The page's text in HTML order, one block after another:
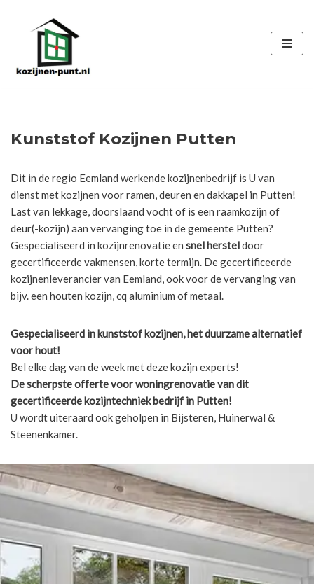
de
Kunststof Kozijnen Putten
Dit in de regio Eemland werkende kozijnenbedrijf is U van
dienst met kozijnen voor ramen, deuren en dakkapel in Putten!
Last van lekkage, doorslaand vocht of is een raamkozijn of
deur(-kozijn) aan vervanging toe in de gemeente Putten?
Gespecialiseerd in kozijnrenovatie en snel hersteldoor
gecertificeerde vakmensen, korte termijn. De gecertificeerde
kozijnenleverancier van Eemland, ook voor de vervanging van
bijv. een houten kozijn, cq aluminium of metaal.
Gespecialiseerd in kunststof kozijnen, het duurzame alternatief
voor hout!
Bel elke dag van de week met deze kozijn experts!
De scherpsteofferte voor woningrenovatie van dit
gecertificeerde kozijntechniek bedrijf in Putten!
U wordt uiteraard ook geholpen in Bijsteren, Huinerwal &
Steenenkamer.